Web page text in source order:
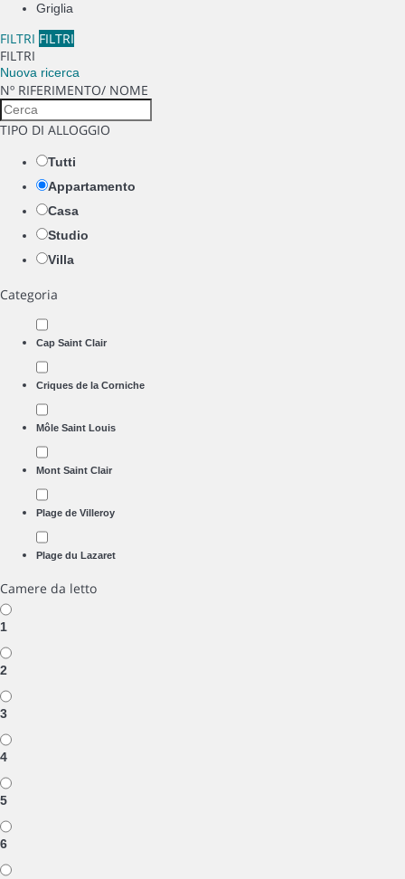
Griglia
FILTRI FILTRI
FILTRI
Nuova ricerca
Nº RIFERIMENTO/ NOME
TIPO DI ALLOGGIO
Tutti
Appartamento
Casa
Studio
Villa
Categoria
Cap Saint Clair
Criques de la Corniche
Môle Saint Louis
Mont Saint Clair
Plage de Villeroy
Plage du Lazaret
Camere da letto
1
2
3
4
5
6